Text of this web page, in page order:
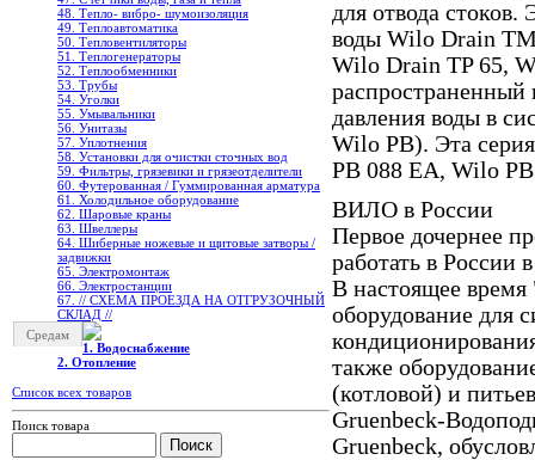
48. Тепло- вибро- шумоизоляция
49. Теплоавтоматика
50. Тепловентиляторы
51. Теплогенераторы
52. Теплообменники
53. Трубы
54. Уголки
55. Умывальники
56. Унитазы
57. Уплотнения
58. Установки для очистки сточных вод
59. Фильтры, грязевики и грязеотделители
60. Футерованная / Гуммированная арматура
61. Холодильное oборудование
62. Шаровые краны
63. Швеллеры
64. Шиберные ножевые и щитовые затворы /
задвижки
65. Электромонтаж
66. Электростанции
67. // СХЕМА ПРОЕЗДА НА ОТГРУЗОЧНЫЙ
СКЛАД //
Средам
1. Водоснабжение
2. Отопление
Список всех товаров
Поиск товара
для отвода
воды Wilo Drain
Wilo Drain TP 65,
давления воды в
Wilo PB). Эта
PB 088 EA, Wilo
ВИЛО в России
Первое дочернее
работать в России
В настоящее
оборудование для
также
(котловой) и
Gruenbeck-
Gruenbeck,